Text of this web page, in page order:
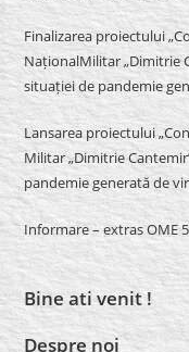
Finalizarea proiectului
NaționalMilitar „Dimitrie
situației de pandemie
Lansarea proiectului
Militar „Dimitrie
pandemie generată de
Informare – extras OME
Bine ati venit !
Despre noi